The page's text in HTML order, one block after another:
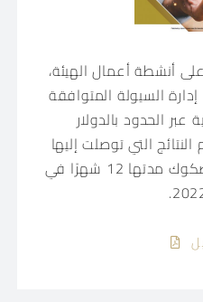
أنشطة أعمال الهيئة،
السيولة المتوافقة
الحدود بالدولار
التي توصلت إليها
الهيئة عند افتاحها لأول صكوك مدتها 12 شهرًا في